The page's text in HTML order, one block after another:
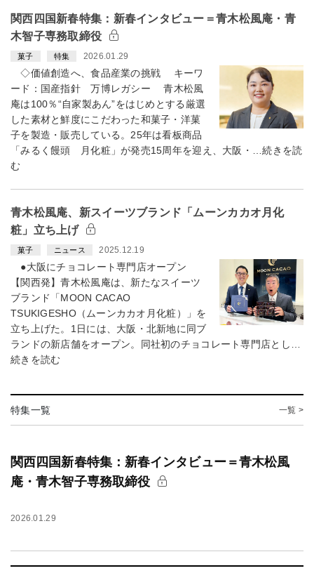
関西四国新春特集：新春インタビュー＝青木松風庵・青
木智子専務取締役
菓子 特集 2026.01.29
◇価値創造へ、食品産業の挑戦 キーワ
ード：国産指針 万博レガシー 青木松風
庵は100％“自家製あん”をはじめとする厳選
した素材と鮮度にこだわった和菓子・洋菓
子を製造・販売している。25年は看板商品
「みるく饅頭 月化粧」が発売15周年を迎え、大阪・…続きを読
む
青木松風庵、新スイーツブランド「ムーンカカオ月化
粧」立ち上げ
菓子 ニュース 2025.12.19
●大阪にチョコレート専門店オープン
【関西発】青木松風庵は、新たなスイーツ
ブランド「MOON CACAO
TSUKIGESHO（ムーンカカオ月化粧）」を
立ち上げた。1日には、大阪・北新地に同ブ
ランドの新店舗をオープン。同社初のチョコレート専門店とし…
続きを読む
特集一覧 一覧 >
関西四国新春特集：新春インタビュー＝青木松風
庵・青木智子専務取締役
2026.01.29